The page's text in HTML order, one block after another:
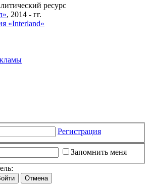
ресурс
, 2014 - гг.
«Interland»
Регистрация
Запомнить меня
Отмена